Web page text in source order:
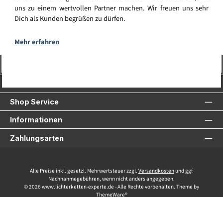
uns zu einem wertvollen Partner machen. Wir freuen uns sehr
Dich als Kunden begrüßen zu dürfen.
Mehr erfahren
Shop Service
Informationen
Zahlungsarten
Alle Preise inkl. gesetzl. Mehrwertsteuer zzgl. Versandkostenund ggf.
Nachnahmegebühren, wenn nicht anders angegeben.
© 2026 www.lichterketten-experte.de - Alle Rechte vorbehalten. Theme by
ThemeWare®